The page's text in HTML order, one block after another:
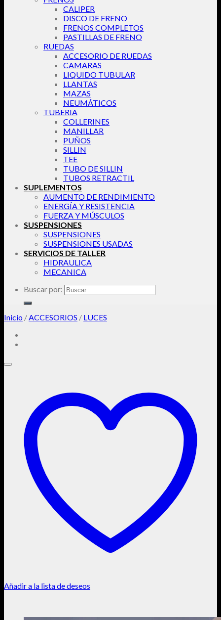
CALIPER
DISCO DE FRENO
FRENOS COMPLETOS
PASTILLAS DE FRENO
RUEDAS
ACCESORIO DE RUEDAS
CAMARAS
LIQUIDO TUBULAR
LLANTAS
MAZAS
NEUMÁTICOS
TUBERIA
COLLERINES
MANILLAR
PUÑOS
SILLIN
TEE
TUBO DE SILLIN
TUBOS RETRACTIL
SUPLEMENTOS
AUMENTO DE RENDIMIENTO
ENERGÍA Y RESISTENCIA
FUERZA Y MÚSCULOS
SUSPENSIONES
SUSPENSIONES
SUSPENSIONES USADAS
SERVICIOS DE TALLER
HIDRAULICA
MECANICA
Buscar por:
Inicio /ACCESORIOS / LUCES
Añadir a la lista de deseos